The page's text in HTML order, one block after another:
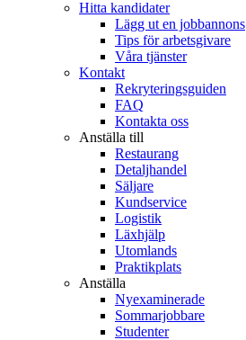
Hitta kandidater
Lägg ut en jobbannons
Tips för arbetsgivare
Våra tjänster
Kontakt
Rekryteringsguiden
FAQ
Kontakta oss
Anställa till
Restaurang
Detaljhandel
Säljare
Kundservice
Logistik
Läxhjälp
Utomlands
Praktikplats
Anställa
Nyexaminerade
Sommarjobbare
Studenter